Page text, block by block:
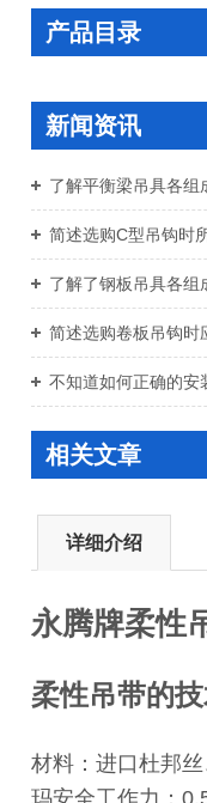
产品目录
新闻资讯
了解平衡梁吊具各组
简述选购C型吊钩时
了解了钢板吊具各组
简述选购卷板吊钩时
不知道如何正确的安
相关文章
详细介绍
永腾牌柔性
柔性吊带的
材料：进口杜邦